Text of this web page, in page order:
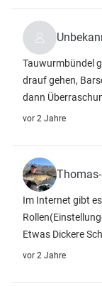
Tauwurmbündel
drauf gehen,
dann
vor 2 Jahre
Im Internet gibt
Etwas Dickere
vor 2 Jahre